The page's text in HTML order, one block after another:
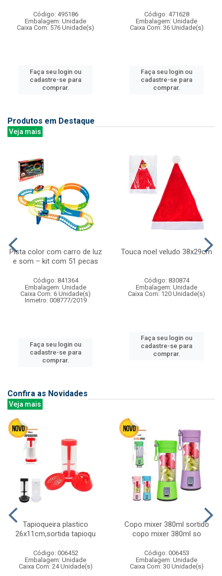
Código: 495186
Embalagem: Unidade
Caixa Com: 576 Unidade(s)
Faça seu login ou
cadastre-se para
comprar.
Código: 471628
Embalagem: Unidade
Caixa Com: 36 Unidade(s)
Faça seu login ou
cadastre-se para
comprar.
Produtos em Destaque
Veja mais
Pista color com carro de luz
e som – kit com 51 pecas
Código: 841364
Embalagem: Unidade
Caixa Com: 6 Unidade(s)
Inmetro: 008777/2019
Faça seu login ou
cadastre-se para
comprar.
Touca noel veludo 38x29cm
Código: 830874
Embalagem: Unidade
Caixa Com: 120 Unidade(s)
Faça seu login ou
cadastre-se para
comprar.
Confira as Novidades
Veja mais
Tapioqueira plastico
26x11cm,sortida tapioqu
Código: 006452
Embalagem: Unidade
Caixa Com: 24 Unidade(s)
Copo mixer 380ml sortido
copo mixer 380ml so
Código: 006453
Embalagem: Unidade
Caixa Com: 30 Unidade(s)